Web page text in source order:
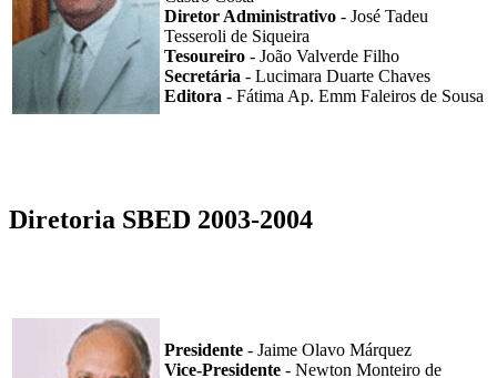
Diretor Administrativo - José Tadeu
Tesseroli de Siqueira
Tesoureiro - João Valverde Filho
Secretária - Lucimara Duarte Chaves
Editora - Fátima Ap. Emm Faleiros de Sousa
Diretoria SBED 2003-2004
Presidente - Jaime Olavo Márquez
Vice-Presidente - Newton Monteiro de